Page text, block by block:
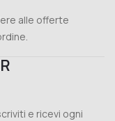
alle offerte
e ricevi ogni